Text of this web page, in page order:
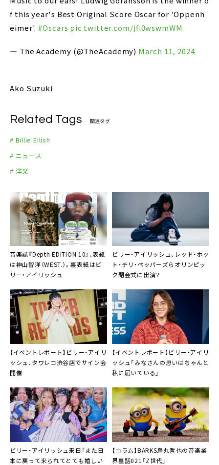
f this year's Best Original Score Oscar for 'Oppenh
eimer'.#Oscars pic.twitter.com/jfi0wswmWM
— The Academy (@TheAcademy) March 11, 2024
Ako Suzuki
Related Tags 関連タグ
# Billie Eilish
# ニュース
# 洋楽
音楽誌『Depth EDITION 10』、表紙
は神山智洋（WEST.）。裏表紙はビ
リー・アイリッシュ
ビリー・アイリッシュ、レッド・ホッ
ト・チリ・ペッパーズらオリンピッ
ク閉会式に出演？
【イベントレポート】ビリー・アイリ
ッシュ、タワレコ渋谷店でサイン会
開催
【イベントレポート】ビリー・アイリ
ッシュ「みなさんの思いはちゃんと
私に届いている」
ビリー・アイリッシュ来日「また日
本に戻って来られてとても嬉しい
【コラム】BARKS烏丸哲也の音楽業
界裏話021「Z世代」